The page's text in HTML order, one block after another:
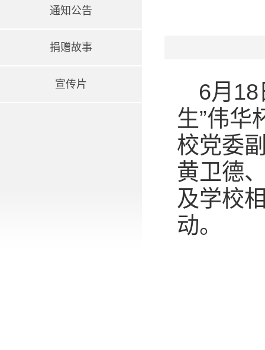
通知公告
捐赠故事
宣传片
6月
生”伟华
校党委
黄卫德
及学校
动。